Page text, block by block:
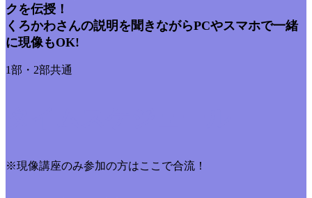
クを伝授！
くろかわさんの説明を聞きながらPCやスマホで一緒
に現像もOK!
1部・2部共通
※現像講座のみ参加の方はここで合流！